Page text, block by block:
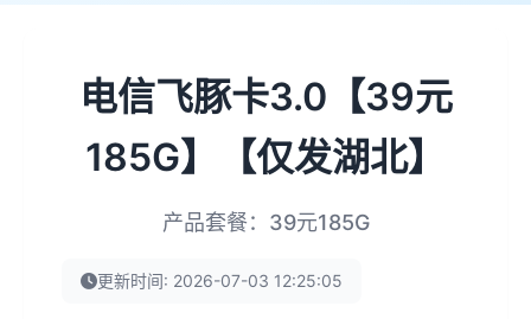
电信飞豚卡3.0【39元
185G】【仅发湖北】
产品套餐：39元185G
更新时间: 2026-07-03 12:25:05